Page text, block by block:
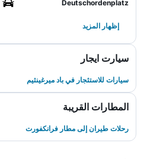
Deutschordenplatz
إظهار المزيد
سيارت ايجار
سيارات للاستئجار في باد ميرغينثيم
المطارات القريبة
رحلات طيران إلى مطار فرانكفورت